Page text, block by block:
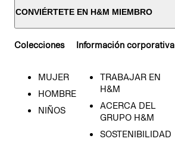
CONVIÉRTETE EN H&M MIEMBRO
Colecciones
MUJER
HOMBRE
NIÑOS
Información corporativa
TRABAJAR EN
H&M
ACERCA DEL
GRUPO H&M
SOSTENIBILIDAD